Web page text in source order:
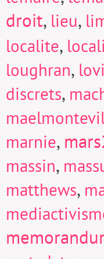
droit, lieu,
localite,
loughran,
discrets,
marnie,
massin,
matthews,